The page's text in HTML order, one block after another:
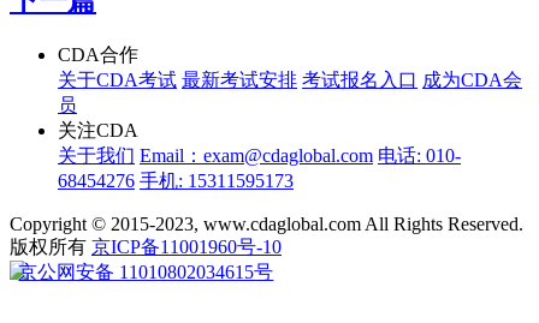
CDA合作
关于CDA考试 最新考试安排 考试报名入口 成为CDA会
员
关注CDA
关于我们 Email：exam@cdaglobal.com 电话: 010-
68454276 手机: 15311595173
Copyright © 2015-2023, www.cdaglobal.com All Rights Reserved.
版权所有 京ICP备11001960号-10
京公网安备 11010802034615号